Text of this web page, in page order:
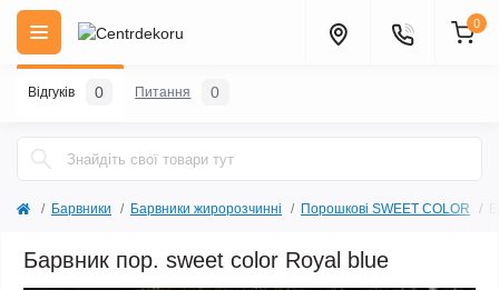
0
Барвники Барвники жиророзчинні Порошкові SWEET COLOR
Барвник пор. sweet color Royal blue
Відгуків 0 Питання 0